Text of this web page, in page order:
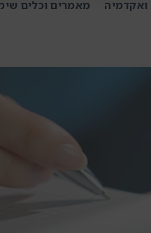
מאמרים וכלים